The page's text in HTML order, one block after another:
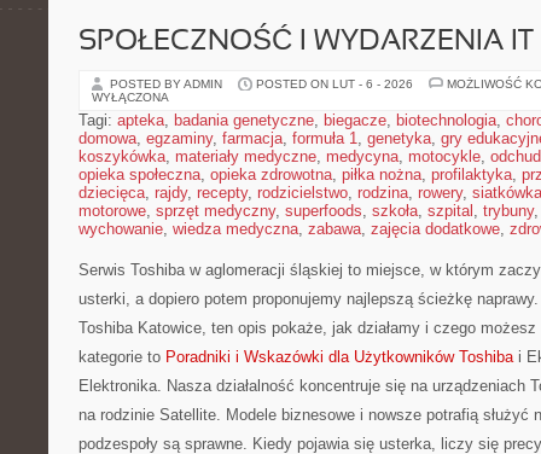
SPOŁECZNOŚĆ I WYDARZENIA IT
POSTED BY ADMIN POSTED ON LUT - 6 - 2026
MOŻLIWOŚĆ
WYŁĄCZONA
Tagi: apteka, badania genetyczne, biegacze, biotechnologia,
domowa, egzaminy, farmacja, formuła 1, genetyka, gry
koszykówka, materiały medyczne, medycyna, motocykle,
opieka społeczna, opieka zdrowotna, piłka nożna, profilaktyka,
dziecięca, rajdy, recepty, rodzicielstwo, rodzina, rowery, siatkówka
motorowe, sprzęt medyczny, superfoods, szkoła, szpital , trybuny
wychowanie, wiedza medyczna, zabawa, zajęcia dodatkowe,
Serwis Toshiba w aglomeracji śląskiej to miejsce, w którym
usterki, a dopiero potem proponujemy najlepszą ścieżkę
Toshiba Katowice, ten opis pokaże, jak działamy i czego
kategorie to Poradniki i Wskazówki dla Użytkowników Toshibai
Elektronika. Nasza działalność koncentruje się na urządzeniach
na rodzinie Satellite. Modele biznesowe i nowsze potrafią służyć
podzespoły są sprawne. Kiedy pojawia się usterka, liczy się